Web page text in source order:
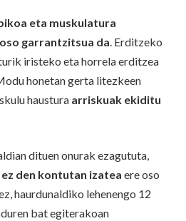
eta muskulatura
garrantzitsua da. Erditzeko
iristeko eta horrela erditzea
honetan gerta litezkeen
haustura arriskuak ekiditu
dituen onurak ezagututa,
den kontutan izatea ere oso
haurdunaldiko lehenengo 12
bat egiterakoan